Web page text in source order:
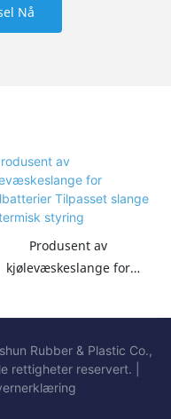
Nå
Produsent av
kjølevæskeslange for
Rubber & Plastic Co.,
rettigheter reservert. |